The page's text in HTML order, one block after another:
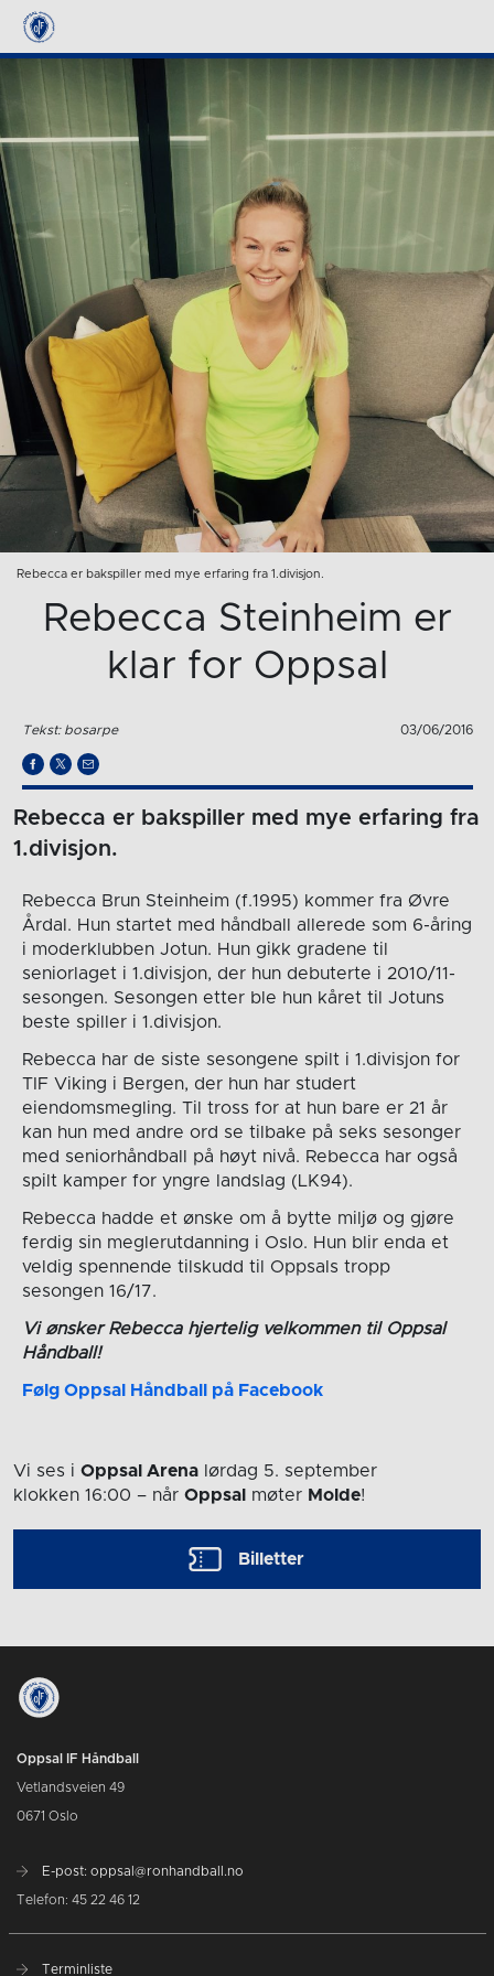
Rebecca er bakspiller med mye erfaring fra 1.divisjon.
Rebecca Steinheim er
klar for Oppsal
Tekst: bosarpe 03/06/2016
Rebecca er bakspiller med mye erfaring fra
1.divisjon.
Rebecca Brun Steinheim (f.1995) kommer fra Øvre
Årdal. Hun startet med håndball allerede som 6-åring
i moderklubben Jotun. Hun gikk gradene til
seniorlaget i 1.divisjon, der hun debuterte i 2010/11-
sesongen. Sesongen etter ble hun kåret til Jotuns
beste spiller i 1.divisjon.
Rebecca har de siste sesongene spilt i 1.divisjon for
TIF Viking i Bergen, der hun har studert
eiendomsmegling. Til tross for at hun bare er 21 år
kan hun med andre ord se tilbake på seks sesonger
med seniorhåndball på høyt nivå. Rebecca har også
spilt kamper for yngre landslag (LK94).
Rebecca hadde et ønske om å bytte miljø og gjøre
ferdig sin meglerutdanning i Oslo. Hun blir enda et
veldig spennende tilskudd til Oppsals tropp
sesongen 16/17.
Vi ønsker Rebecca hjertelig velkommen til Oppsal
Håndball!
Følg Oppsal Håndball på Facebook
Vi ses i Oppsal Arena lørdag 5. september
klokken 16:00 – når Oppsal møter Molde!
Billetter
Oppsal IF Håndball
Vetlandsveien 49
0671 Oslo
E-post: oppsal@ronhandball.no
Telefon: 45 22 46 12
Terminliste